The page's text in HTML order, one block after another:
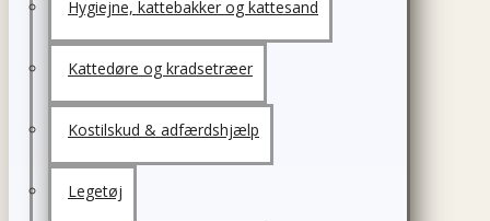
Hygiejne, kattebakker og kattesand
Kattedøre og kradsetræer
Kostilskud & adfærdshjælp
Legetøj